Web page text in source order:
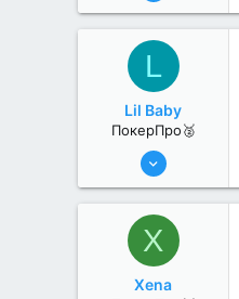
4
L
Lil Baby
ПокерПро🥈
8 Июн 2022
1
X
Xena